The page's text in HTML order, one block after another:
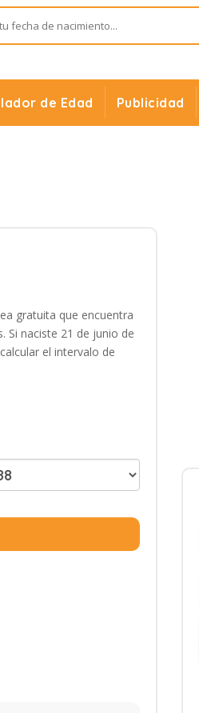
de Edad Publicidad
gratuita que encuentra
Si naciste 21 de junio de
el intervalo de